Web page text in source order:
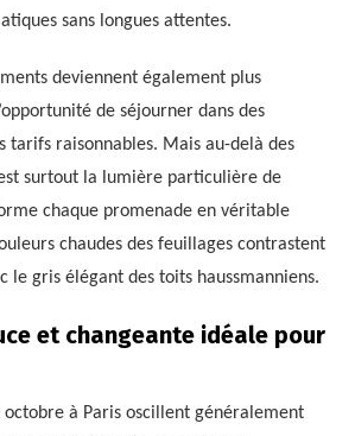
sans longues attentes.
deviennent également plus
de séjourner dans des
tarifs raisonnables. Mais au-delà des
surtout la lumière particulière de
chaque promenade en véritable
chaudes des feuillages contrastent
le gris élégant des toits haussmanniens.
et changeante idéale pour
octobre à Paris oscillent généralement